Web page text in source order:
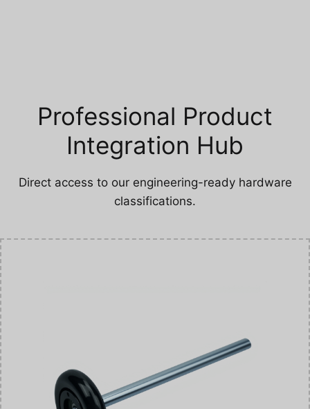
Professional Product
Integration Hub
Direct access to our engineering-ready hardware
classifications.